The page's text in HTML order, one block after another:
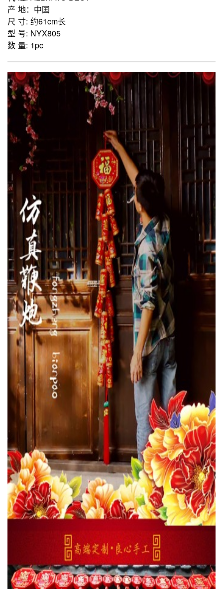
产 地：中囯
尺 寸: 约61cm长
型 号: NYX805
数 量: 1pc